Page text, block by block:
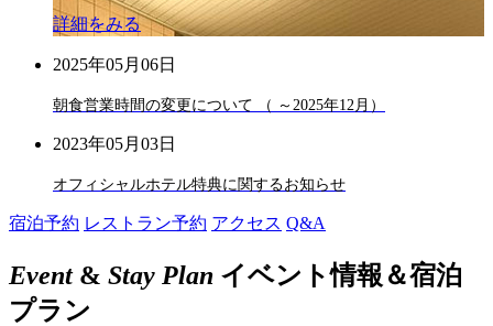
詳細をみる
2025年05月06日
朝食営業時間の変更について （ ～2025年12月）
2023年05月03日
オフィシャルホテル特典に関するお知らせ
宿泊予約 レストラン予約 アクセス Q&A
Event& Stay Plan イベント情報＆宿泊
プラン